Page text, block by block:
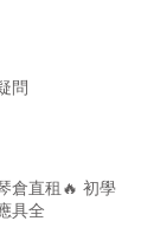
問
倉直租🔥 初學
具全